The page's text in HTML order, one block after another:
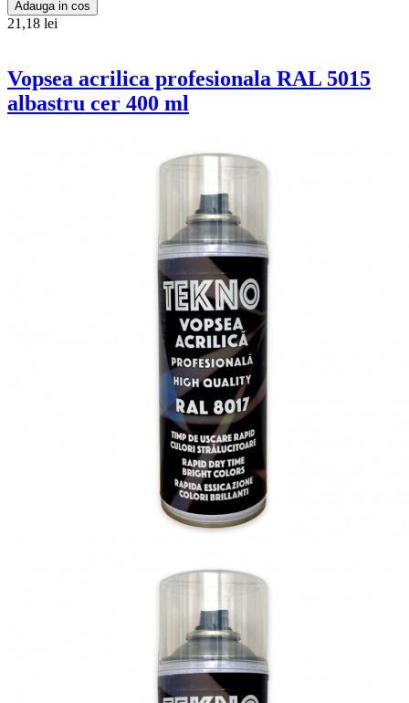
Adauga in cos
21,18 lei
Vopsea acrilica profesionala RAL 5015
albastru cer 400 ml